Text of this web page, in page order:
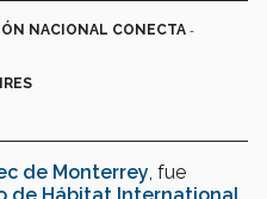
NACIONAL CONECTA -
de Monterrey , fue